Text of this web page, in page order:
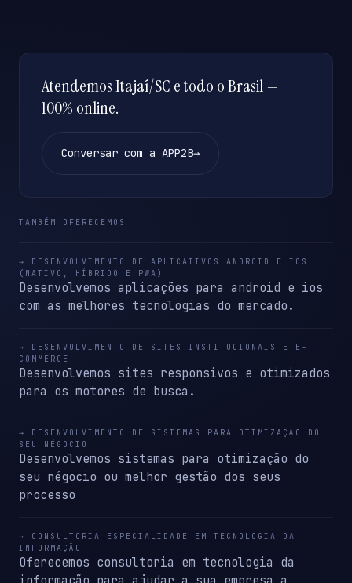
Atendemos Itajaí/SC e todo o Brasil —
100% online.
Conversar com a APP2B→
TAMBÉM OFERECEMOS
→ DESENVOLVIMENTO DE APLICATIVOS ANDROID E IOS
(NATIVO, HÍBRIDO E PWA)
Desenvolvemos aplicações para android e ios
com as melhores tecnologias do mercado.
→ DESENVOLVIMENTO DE SITES INSTITUCIONAIS E E-
COMMERCE
Desenvolvemos sites responsivos e otimizados
para os motores de busca.
→ DESENVOLVIMENTO DE SISTEMAS PARA OTIMIZAÇÃO DO
SEU NÉGOCIO
Desenvolvemos sistemas para otimização do
seu négocio ou melhor gestão dos seus
processo
→ CONSULTORIA ESPECIALIDADE EM TECNOLOGIA DA
INFORMAÇÃO
Oferecemos consultoria em tecnologia da